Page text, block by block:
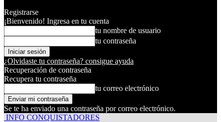
Registrarse
¡Bienvenido! Ingresa en tu cuenta
tu nombre de usuario
tu contraseña
¿Olvidaste tu contraseña? consigue ayuda
Recuperación de contraseña
Recupera tu contraseña
tu correo electrónico
Se te ha enviado una contraseña por correo electrónico.
INFO CONQUISTADORES